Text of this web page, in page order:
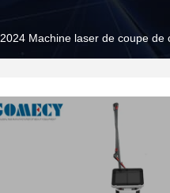
2024 Machine laser de coupe